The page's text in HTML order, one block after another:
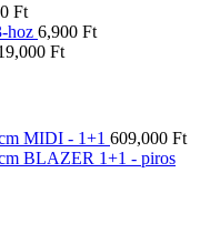
Ft
hoz 6,900 Ft
Ft
MIDI - 1+1 609,000 Ft
BLAZER 1+1 - piros